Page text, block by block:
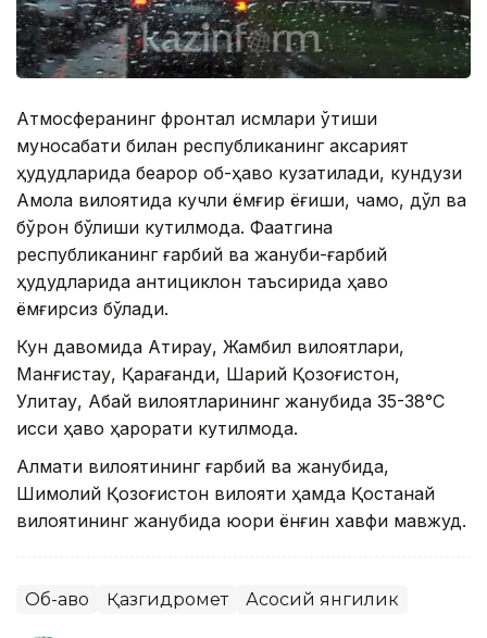
Атмосферанинг фронтал қисмлари ўтиши
муносабати билан республиканинг аксарият
ҳудудларида беқарор об-ҳаво кузатилади, кундузи
Ақмола вилоятида кучли ёмғир ёғиши, чақмоқ, дўл ва
бўрон бўлиши кутилмоқда. Фақатгина
республиканинг ғарбий ва жануби-ғарбий
ҳудудларида антициклон таъсирида ҳаво
ёмғирсиз бўлади.
Кун давомида Атирау, Жамбил вилоятлари,
Манғистау, Қарағанди, Шарқий Қозоғистон,
Улитау, Абай вилоятларининг жанубида 35-38°С
иссиқ ҳаво ҳарорати кутилмоқда.
Алмати вилоятининг ғарбий ва жанубида,
Шимолий Қозоғистон вилояти ҳамда Қостанай
вилоятининг жанубида юқори ёнғин хавфи мавжуд.
Об-ҳаво Қазгидромет Асосий янгилик